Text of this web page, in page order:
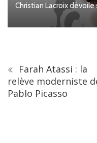
Christian Lacroix
Farah Atassi : la
relève moderniste
Pablo Picasso